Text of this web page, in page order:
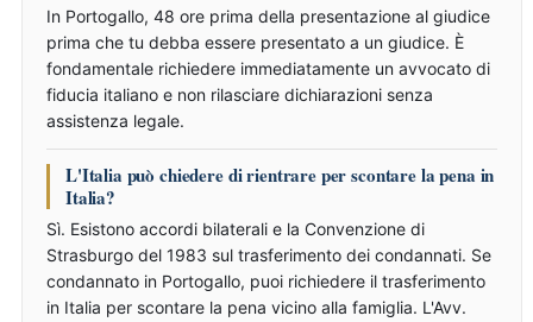
In Portogallo, 48 ore prima della presentazione al giudice
prima che tu debba essere presentato a un giudice. È
fondamentale richiedere immediatamente un avvocato di
fiducia italiano e non rilasciare dichiarazioni senza
assistenza legale.
L'Italia può chiedere di rientrare per scontare la pena in
Italia?
Sì. Esistono accordi bilaterali e la Convenzione di
Strasburgo del 1983 sul trasferimento dei condannati. Se
condannato in Portogallo, puoi richiedere il trasferimento
in Italia per scontare la pena vicino alla famiglia. L'Avv.